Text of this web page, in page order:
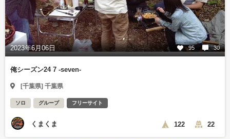
2023年6月06日 95 30
俺シーズン24 7 -seven-
[千葉県] 千葉県
ソロ グループ フリーサイト
くまくま 122 22